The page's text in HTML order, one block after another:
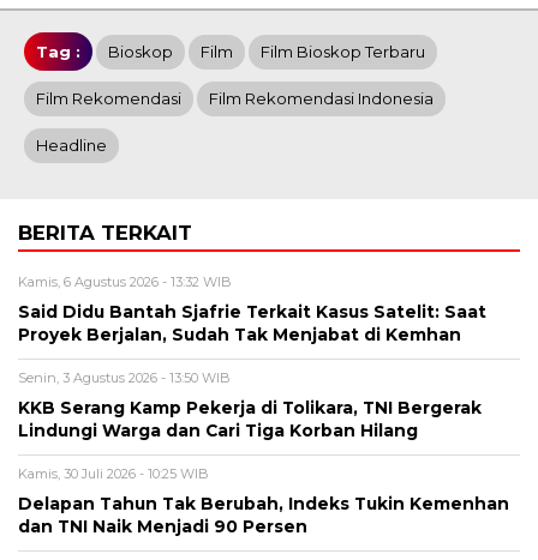
Tag : Bioskop Film Film Bioskop Terbaru
Film Rekomendasi Film Rekomendasi Indonesia
Headline
BERITA TERKAIT
Kamis, 6 Agustus 2026 - 13:32 WIB
Said Didu Bantah Sjafrie Terkait Kasus Satelit: Saat
Proyek Berjalan, Sudah Tak Menjabat di Kemhan
Senin, 3 Agustus 2026 - 13:50 WIB
KKB Serang Kamp Pekerja di Tolikara, TNI Bergerak
Lindungi Warga dan Cari Tiga Korban Hilang
Kamis, 30 Juli 2026 - 10:25 WIB
Delapan Tahun Tak Berubah, Indeks Tukin Kemenhan
dan TNI Naik Menjadi 90 Persen